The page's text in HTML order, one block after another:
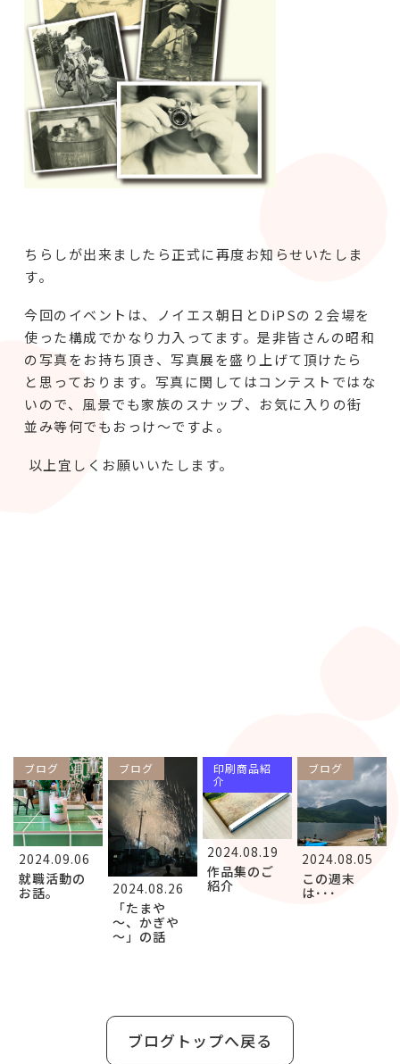
ちらしが出来ましたら正式に再度お知らせいたしま
す。
今回のイベントは、ノイエス朝日とDiPSの２会場を
使った構成でかなり力入ってます。是非皆さんの昭和
の写真をお持ち頂き、写真展を盛り上げて頂けたら
と思っております。写真に関してはコンテストではな
いので、風景でも家族のスナップ、お気に入りの街
並み等何でもおっけ～ですよ。
以上宜しくお願いいたします。
ブログ
2024.09.06
就職活動の
お話。
ブログ
2024.08.26
「たまや
～、かぎや
～」の話
印刷商品紹
介
2024.08.19
作品集のご
紹介
ブログ
2024.08.05
この週末
は･･･
ブログトップへ戻る